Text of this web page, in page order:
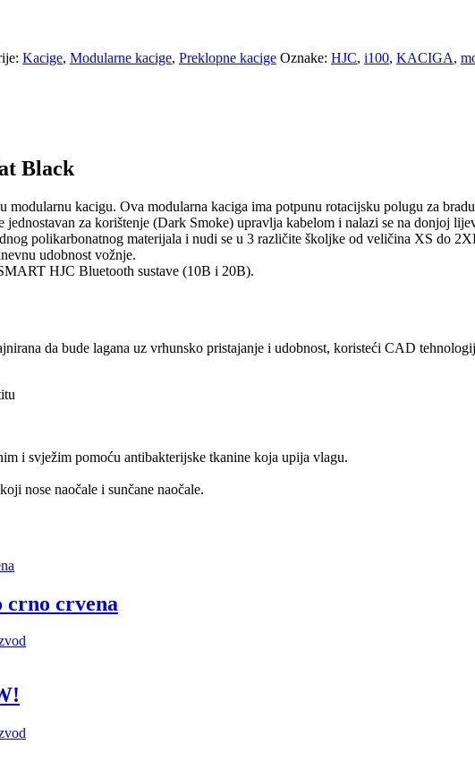
Kacige, Modularne kacige, Preklopne kacige Oznake: HJC, i100, KACIGA,
Black
modularnu kacigu. Ova modularna kaciga ima potpunu rotacijsku polugu za
za korištenje (Dark Smoke) upravlja kabelom i nalazi se na donjoj
polikarbonatnog materijala i nudi se u 3 različite školjke od veličina XS do
udobnost vožnje.
HJC Bluetooth sustave (10B i 20B).
da bude lagana uz vrhunsko pristajanje i udobnost, koristeći CAD
i svježim pomoću antibakterijske tkanine koja upija vlagu.
nose naočale i sunčane naočale.
crno crvena